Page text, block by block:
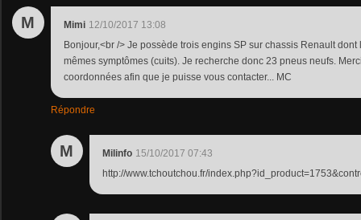
M Mimi 12/10/2017 13:08
Bonjour,<br /> Je possède trois engins SP sur chassis Renault
mêmes symptômes (cuits). Je recherche donc 23 pneus neufs.
coordonnées afin que je puisse vous contacter... MC
Répondre
M Milinfo 15/10/2017 07:43
http://www.tchoutchou.fr/